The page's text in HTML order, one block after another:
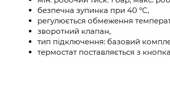
безпечна зупинка при 40 °C,
регулюється обмеження
зворотний клапан,
тип підключення: базовий
термостат поставляється з